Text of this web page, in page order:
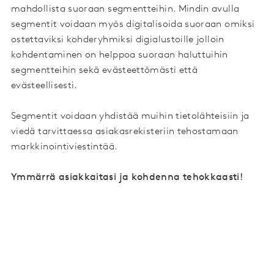
mahdollista suoraan segmentteihin. Mindin avulla
segmentit voidaan myös digitalisoida suoraan omiksi
ostettaviksi kohderyhmiksi digialustoille jolloin
kohdentaminen on helppoa suoraan haluttuihin
segmentteihin sekä evästeettömästi että
evästeellisesti.
Segmentit voidaan yhdistää muihin tietolähteisiin ja
viedä tarvittaessa asiakasrekisteriin tehostamaan
markkinointiviestintää.
Ymmärrä asiakkaitasi ja kohdenna tehokkaasti!